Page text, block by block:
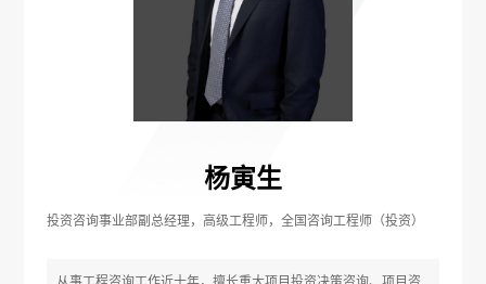
杨寅生
投资咨询事业部副总经理，高级工程师，全国咨询工程师（投资）
从事工程咨询工作近十年，擅长重大项目投资决策咨询、项目咨